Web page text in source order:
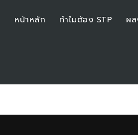
หน้าหลัก ทำไมต้อง STP ผล